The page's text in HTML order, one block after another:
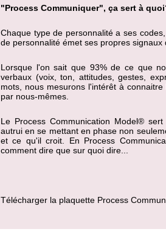
"Process Communiquer", ça sert à
Chaque type de personnalité a ses
de personnalité émet ses propres
Lorsque l'on sait que 93% de ce que
verbaux (voix, ton, attitudes, gestes,
mots, nous mesurons l'intérêt à
par nous-mêmes.
Le Process Communication Model® sert
autrui en se mettant en phase non
et ce qu'il croit. En Process
comment dire que sur quoi dire...
Télécharger la plaquette Process